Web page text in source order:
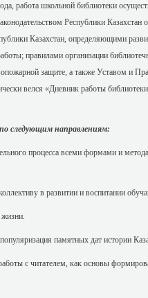
работа школьной библиотеки
Республики Казахстан
Казахстан, определяющими
правилами организации
защите, а также Уставом и
велся «Дневник работы
следующим направлениям:
процесса всеми формами и
в развитии и воспитании
памятных дат истории
с читателем, как основы